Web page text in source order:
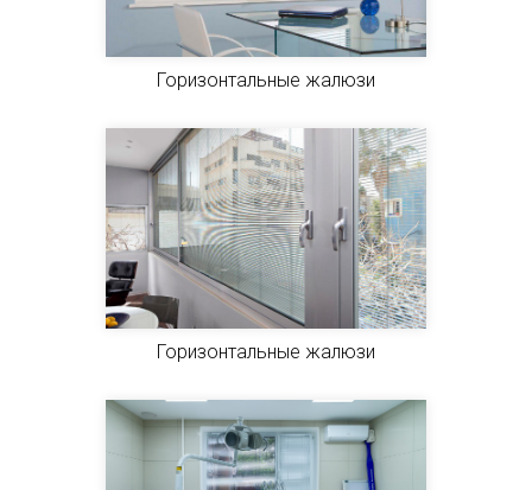
Горизонтальные жалюзи
Горизонтальные жалюзи